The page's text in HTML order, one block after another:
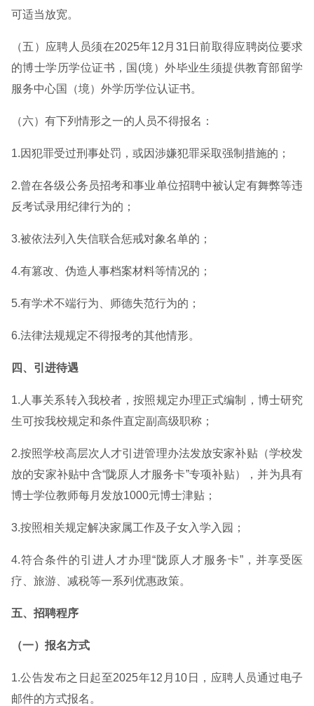
可适当放宽。
（五）应聘人员须在2025年12月31日前取得应聘岗位要求
的博士学历学位证书，国(境）外毕业生须提供教育部留学
服务中心国（境）外学历学位认证书。
（六）有下列情形之一的人员不得报名：
1.因犯罪受过刑事处罚，或因涉嫌犯罪采取强制措施的；
2.曾在各级公务员招考和事业单位招聘中被认定有舞弊等违
反考试录用纪律行为的；
3.被依法列入失信联合惩戒对象名单的；
4.有篡改、伪造人事档案材料等情况的；
5.有学术不端行为、师德失范行为的；
6.法律法规规定不得报考的其他情形。
四、引进待遇
1.人事关系转入我校者，按照规定办理正式编制，博士研究
生可按我校规定和条件直定副高级职称；
2.按照学校高层次人才引进管理办法发放安家补贴（学校发
放的安家补贴中含“陇原人才服务卡”专项补贴），并为具有
博士学位教师每月发放1000元博士津贴；
3.按照相关规定解决家属工作及子女入学入园；
4.符合条件的引进人才办理“陇原人才服务卡”，并享受医
疗、旅游、减税等一系列优惠政策。
五、招聘程序
（一）报名方式
1.公告发布之日起至2025年12月10日，应聘人员通过电子
邮件的方式报名。